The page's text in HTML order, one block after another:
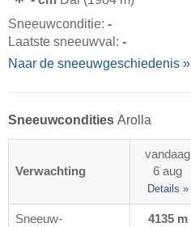
Sneeuwconditie: -
Laatste sneeuwval: -
Naar de sneeuwgeschiedenis »
Sneeuwcondities Arolla
Verwachting
vandaag
6 aug
Details »
Sneeuw-
4135 m